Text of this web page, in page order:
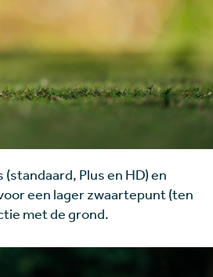
Plus en HD) en
een lager zwaartepunt (ten
met de grond.